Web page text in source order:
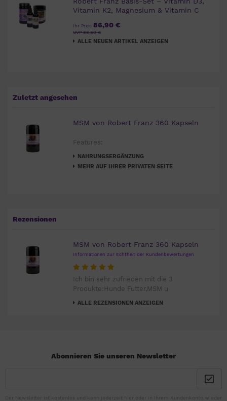
Vitamin K2, Magnesium & Vitamin C
Ihr Preis 86,90 €
UVP 88,80 €
ALLE NEUEN ARTIKEL ANZEIGEN
Zuletzt angesehen
MSM von Robert Franz 360 Kapseln
Features:
NAHRUNGSERGÄNZUNG
MEHR AUF IHRER PRIVATEN SEITE
Rezensionen
MSM von Robert Franz 360 Kapseln
Informationen zur Echtheit der Kundenbewertungen
Ich bin sehr zufrieden mit die 3
Produkte:Hunde Futter,MSM u
ALLE REZENSIONEN ANZEIGEN
Abonnieren Sie unseren Newsletter
Der Newsletter ist kostenlos und kann jederzeit hier oder in Ihrem Kundenkonto wieder